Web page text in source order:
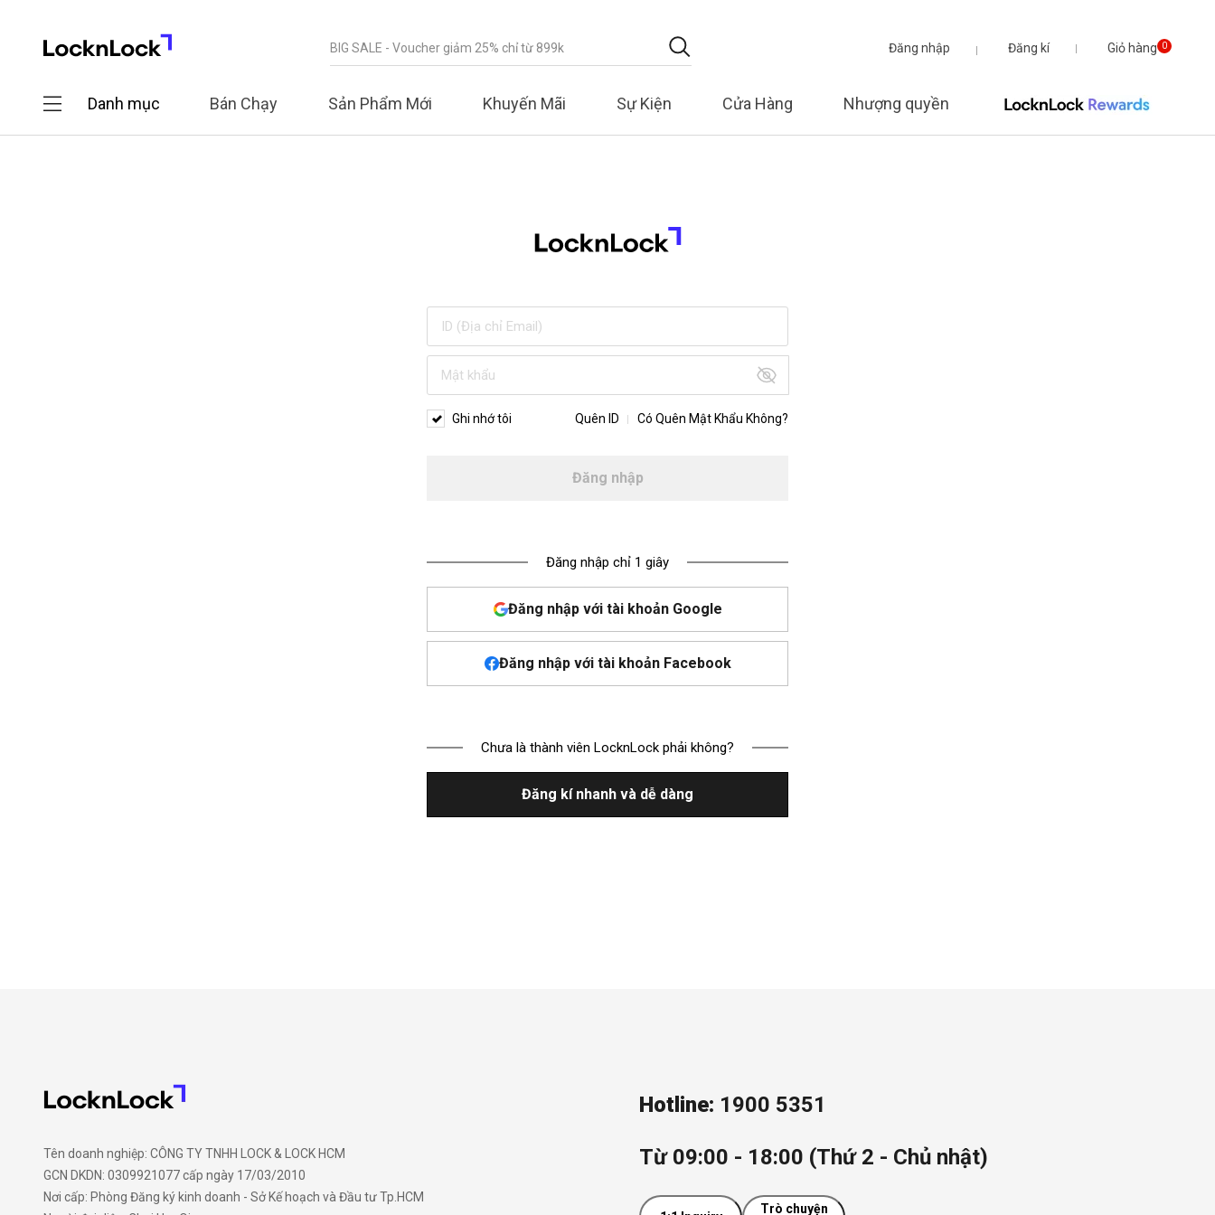
Đăng nhập Đăng kí Giỏ hàng 0
Danh mục Bán Chạy Sản Phẩm Mới Khuyến Mãi Sự Kiện Cửa Hàng Nhượng quyền
Ghi nhớ tôi Quên ID Có Quên Mật Khẩu Không?
Đăng nhập
Đăng nhập chỉ 1 giây
Đăng nhập với tài khoản Google
Đăng nhập với tài khoản Facebook
Chưa là thành viên LocknLock phải không?
Đăng kí nhanh và dễ dàng
Tên doanh nghiệp: CÔNG TY TNHH LOCK & LOCK HCM
GCN DKDN: 0309921077 cấp ngày 17/03/2010
Nơi cấp: Phòng Đăng ký kinh doanh - Sở Kế hoạch và Đầu tư Tp.HCM
Hotline: 1900 5351
Từ 09:00 - 18:00 (Thứ 2 - Chủ nhật)
Trò chuyện